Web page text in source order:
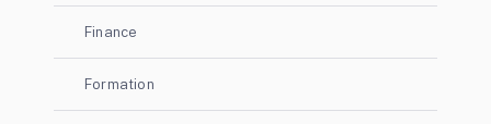
Finance
Formation